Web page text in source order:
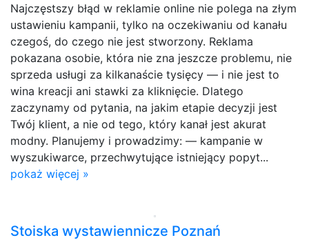
Najczęstszy błąd w reklamie online nie polega na złym
ustawieniu kampanii, tylko na oczekiwaniu od kanału
czegoś, do czego nie jest stworzony. Reklama
pokazana osobie, która nie zna jeszcze problemu, nie
sprzeda usługi za kilkanaście tysięcy — i nie jest to
wina kreacji ani stawki za kliknięcie. Dlatego
zaczynamy od pytania, na jakim etapie decyzji jest
Twój klient, a nie od tego, który kanał jest akurat
modny. Planujemy i prowadzimy: — kampanie w
wyszukiwarce, przechwytujące istniejący popyt...
pokaż więcej »
Stoiska wystawiennicze Poznań